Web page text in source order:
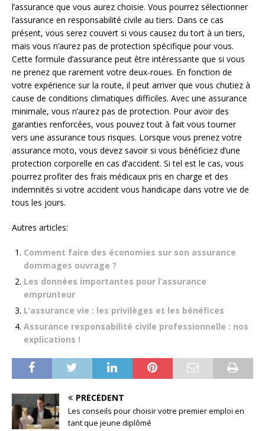
l’assurance que vous aurez choisie. Vous pourrez sélectionner
l’assurance en responsabilité civile au tiers. Dans ce cas
présent, vous serez couvert si vous causez du tort à un tiers,
mais vous n’aurez pas de protection spécifique pour vous.
Cette formule d’assurance peut être intéressante que si vous
ne prenez que rarement votre deux-roues. En fonction de
votre expérience sur la route, il peut arriver que vous chutiez à
cause de conditions climatiques difficiles. Avec une assurance
minimale, vous n’aurez pas de protection. Pour avoir des
garanties renforcées, vous pouvez tout à fait vous tourner
vers une assurance tous risques. Lorsque vous prenez votre
assurance moto, vous devez savoir si vous bénéficiez d’une
protection corporelle en cas d’accident. Si tel est le cas, vous
pourrez profiter des frais médicaux pris en charge et des
indemnités si votre accident vous handicape dans votre vie de
tous les jours.
Autres articles:
Comment faire des économies sur son assurance
dommages ouvrage ?
Les données importantes pour l’assurance
emprunteur
L’assurance vie : les privilèges et les bénéfices
Assurance responsabilité civile professionnelle : nos
explications !
PRÉCÉDENT
Les conseils pour choisir votre premier emploi en
tant que jeune diplômé